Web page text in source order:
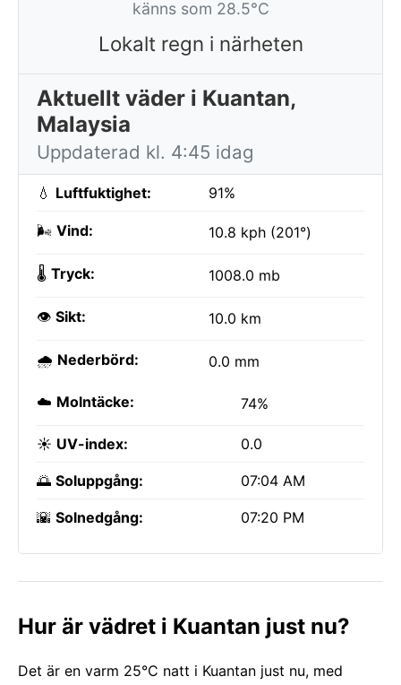
känns som 28.5°C
Lokalt regn i närheten
Aktuellt väder i Kuantan,
Malaysia
Uppdaterad kl. 4:45 idag
💧 Luftfuktighet: 91%
🌬️ Vind: 10.8 kph (201°)
🌡️ Tryck: 1008.0 mb
👁️ Sikt: 10.0 km
🌧️ Nederbörd: 0.0 mm
☁️ Molntäcke: 74%
☀️ UV-index: 0.0
🌅 Soluppgång: 07:04 AM
🌇 Solnedgång: 07:20 PM
Hur är vädret i Kuantan just nu?
Det är en varm 25°C natt i Kuantan just nu, med